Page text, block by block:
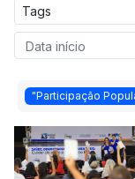
"Participação